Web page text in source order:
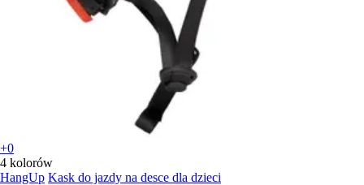
+0
4 kolorów
HangUp Kask do jazdy na desce dla dzieci